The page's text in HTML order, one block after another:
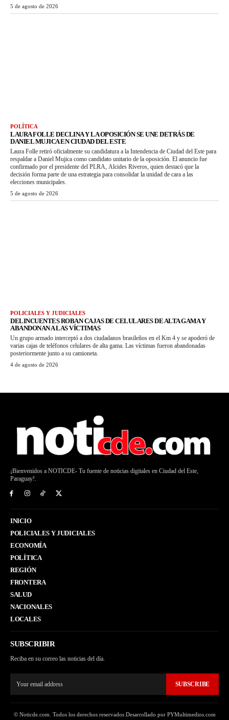
5 de agosto de 2026
POLÍTICA
LAURA FOLLE DECLINA Y LA OPOSICIÓN SE UNE DETRÁS DE
DANIEL MUJICA EN CIUDAD DEL ESTE
Laura Folle retiró oficialmente su candidatura a la Intendencia de Ciudad del Este para
respaldar a Daniel Mujica como candidato unitario de la oposición. El anuncio fue
confirmado por el presidente del PLRA, Alcides Riveros, quien destacó que la
decisión forma parte de una estrategia para consolidar la unidad de cara a las
elecciones municipales.
5 de agosto de 2026
POLICIALES Y JUDICIALES
DELINCUENTES ROBAN CAJAS DE CELULARES DE ALTA GAMA Y
ABANDONAN A LAS VÍCTIMAS
Un grupo armado interceptó a dos ciudadanos brasileños en el Km 4 y se apoderó de
varias cajas de teléfonos celulares de alta gama. Las víctimas fueron abandonadas
posteriormente junto a su camioneta.
4 de agosto de 2026
¡Bienvenidos a NOTICDE- Tu fuente de noticias digitales en Ciudad del Este,
Paraguay!.
INICIO
POLICIALES Y JUDICIALES
ECONOMÍA
POLÍTICA
REGIÓN
FRONTERA
SALUD
NACIONALES
LOCALES
SUBSCRIBIR
Reciba en su correo las noticias del día.
SUBSCRIBE
© Noticde.com. Todos los derechos reservados Desarrollado por PYMultimedios.com